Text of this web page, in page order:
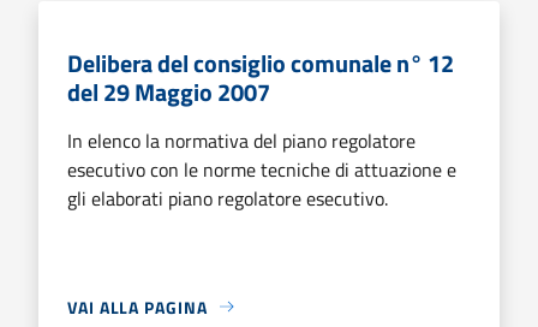
Delibera del consiglio comunale n° 12
del 29 Maggio 2007
In elenco la normativa del piano regolatore
esecutivo con le norme tecniche di attuazione e
gli elaborati piano regolatore esecutivo.
VAI ALLA PAGINA